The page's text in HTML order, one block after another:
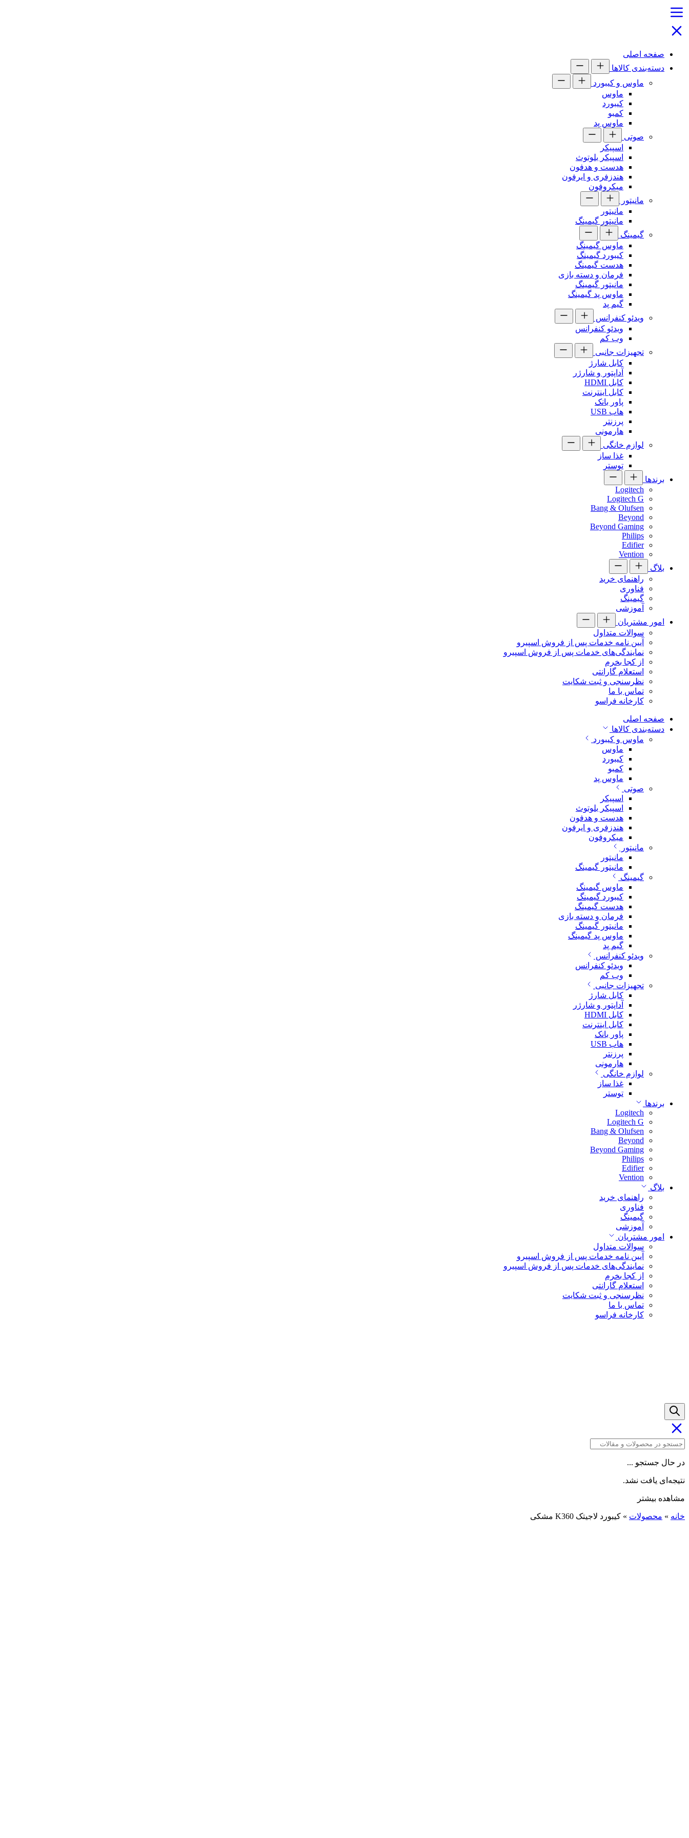
صفحه اصلی
دسته‌بندی کالاها
ماوس و کیبورد
ماوس
کیبورد
کمبو
ماوس پد
صوتی
اسپیکر
اسپیکر بلوتوث
هدست و هدفون
هندزفری و ایرفون
میکروفون
مانیتور
مانیتور
مانیتور گیمینگ
گیمینگ
ماوس گیمینگ
کیبورد گیمینگ
هدست گیمینگ
فرمان و دسته بازی
مانیتور گیمینگ
ماوس پد گیمینگ
گیم پد
ویدئو کنفرانس
ویدئو کنفرانس
وب کم
تجهیزات جانبی
کابل شارژ
آداپتور و شارژر
کابل HDMI
کابل اینترنت
پاور بانک
هاب USB
پرزنتر
هارمونی
لوازم خانگی
غذا ساز
توستر
برندها
Logitech
Logitech G
Bang & Olufsen
Beyond
Beyond Gaming
Philips
Edifier
Vention
بلاگ
راهنمای خرید
فناوری
گیمینگ
آموزشی
امور مشتریان
سوالات متداول
آیین نامه خدمات پس از فروش اسپیرو
نمایندگی‌های خدمات پس از فروش اسپیرو
از کجا بخرم
استعلام گارانتی
نظرسنجی و ثبت شکایت
تماس با ما
کارخانه فراسو
صفحه اصلی
دسته‌بندی کالاها
ماوس و کیبورد
ماوس
کیبورد
کمبو
ماوس پد
صوتی
اسپیکر
اسپیکر بلوتوث
هدست و هدفون
هندزفری و ایرفون
میکروفون
مانیتور
مانیتور
مانیتور گیمینگ
گیمینگ
ماوس گیمینگ
کیبورد گیمینگ
هدست گیمینگ
فرمان و دسته بازی
مانیتور گیمینگ
ماوس پد گیمینگ
گیم پد
ویدئو کنفرانس
ویدئو کنفرانس
وب کم
تجهیزات جانبی
کابل شارژ
آداپتور و شارژر
کابل HDMI
کابل اینترنت
پاور بانک
هاب USB
پرزنتر
هارمونی
لوازم خانگی
غذا ساز
توستر
برندها
Logitech
Logitech G
Bang & Olufsen
Beyond
Beyond Gaming
Philips
Edifier
Vention
بلاگ
راهنمای خرید
فناوری
گیمینگ
آموزشی
امور مشتریان
سوالات متداول
آیین نامه خدمات پس از فروش اسپیرو
نمایندگی‌های خدمات پس از فروش اسپیرو
از کجا بخرم
استعلام گارانتی
نظرسنجی و ثبت شکایت
تماس با ما
کارخانه فراسو
در حال جستجو ...
نتیجه‌ای یافت نشد.
مشاهده بیشتر
خانه » محصولات » کیبورد لاجیتک K360 مشکی